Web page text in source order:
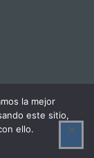
la mejor
este sitio,
ello.